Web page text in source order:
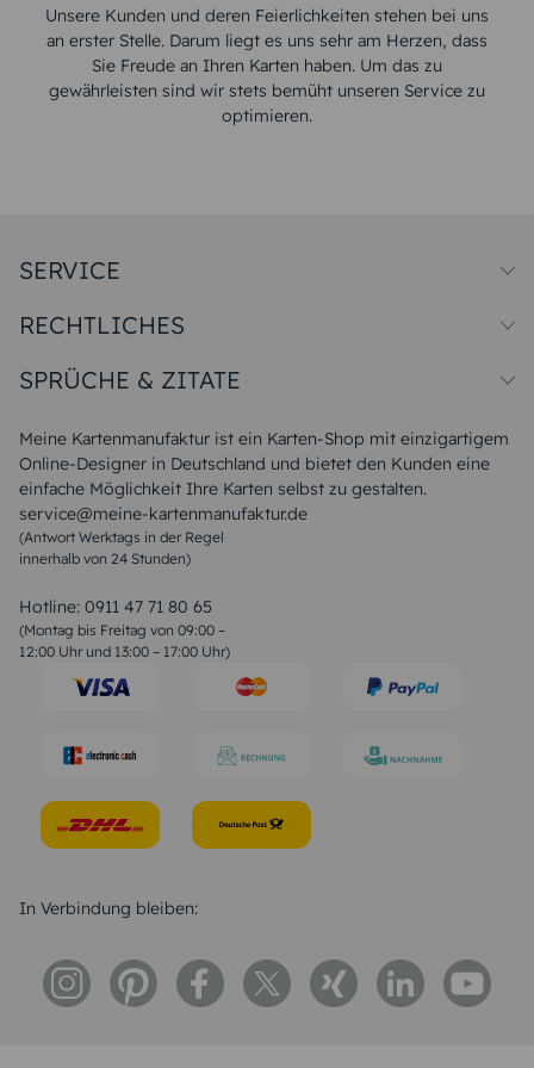
Unsere Kunden und deren Feierlichkeiten stehen bei uns
an erster Stelle. Darum liegt es uns sehr am Herzen, dass
Sie Freude an Ihren Karten haben. Um das zu
gewährleisten sind wir stets bemüht unseren Service zu
optimieren.
Meine Kartenmanufaktur ist ein Karten-Shop mit einzigartigem
Online-Designer in Deutschland und bietet den Kunden eine
einfache Möglichkeit Ihre Karten selbst zu gestalten.
service@meine-kartenmanufaktur.de
(Antwort Werktags in der Regel
innerhalb von 24 Stunden)
Hotline: 0911 47 71 80 65
(Montag bis Freitag von 09:00 –
12:00 Uhr und 13:00 – 17:00 Uhr)
SERVICE
Papiersorten
Unsere Produktion
Magazin
FAQ
RECHTLICHES
Widerrufsbelehrung
SPRÜCHE & ZITATE
Liebeskummer Sprüche
Sommer Sprüche
Muttertagssprüche
Sprüche zur Hochzeit
Sprüche zur Konfirmation & Kommunion
Weihnachtsgedichte
Liebessprüche
Geburtstagssprüche
Trauersprüche
Konfirmation Glückwünsche
In Verbindung bleiben: